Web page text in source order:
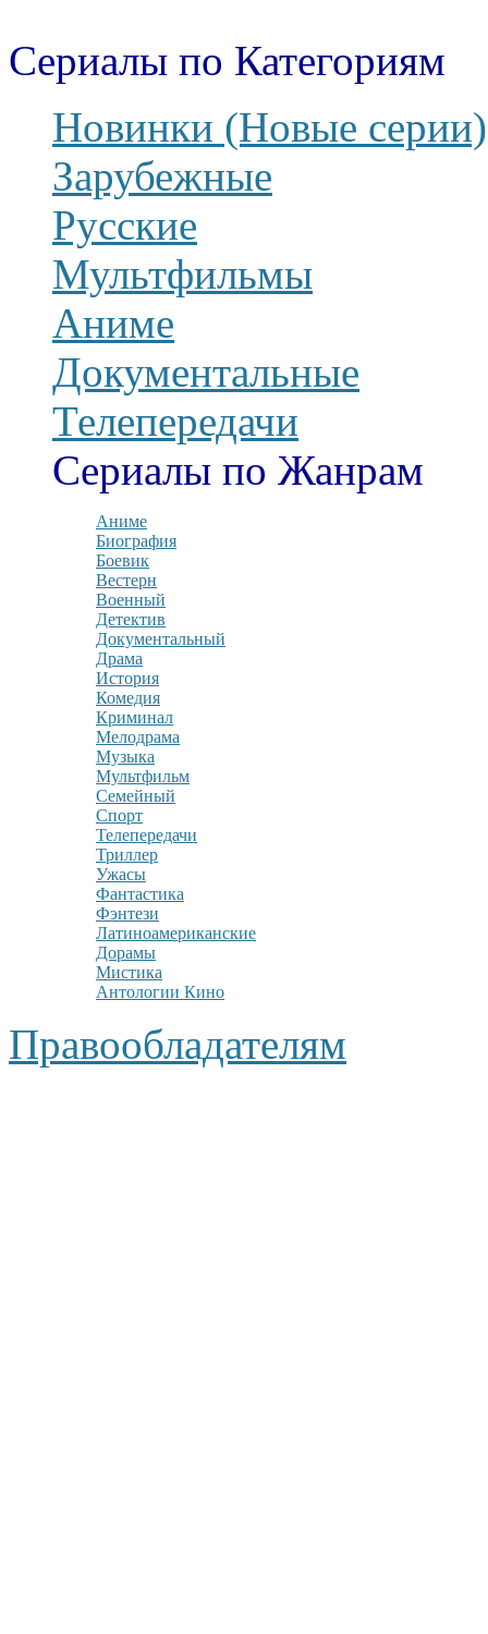
Сериалы по Категориям
Новинки (Новые серии)
Зарубежные
Русские
Мультфильмы
Аниме
Документальные
Телепередачи
Сериалы по Жанрам
Аниме
Биография
Боевик
Вестерн
Военный
Детектив
Документальный
Драма
История
Комедия
Криминал
Мелодрама
Музыка
Мультфильм
Семейный
Спорт
Телепередачи
Триллер
Ужасы
Фантастика
Фэнтези
Латиноамериканские
Дорамы
Мистика
Антологии Кино
Правообладателям